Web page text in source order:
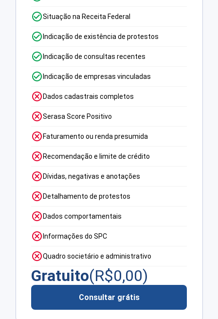
Situação na Receita Federal
Indicação de existência de protestos
Indicação de consultas recentes
Indicação de empresas vinculadas
Dados cadastrais completos
Serasa Score Positivo
Faturamento ou renda presumida
Recomendação e limite de crédito
Dívidas, negativas e anotações
Detalhamento de protestos
Dados comportamentais
Informações do SPC
Quadro societário e administrativo
Gratuito(R$0,00)
Consultar grátis